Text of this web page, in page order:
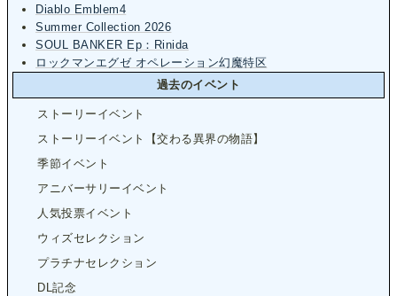
Diablo Emblem4
Summer Collection 2026
SOUL BANKER Ep：Rinida
ロックマンエグゼ オペレーション幻魔特区
過去のイベント
ストーリーイベント
ストーリーイベント【交わる異界の物語】
季節イベント
アニバーサリーイベント
人気投票イベント
ウィズセレクション
プラチナセレクション
DL記念